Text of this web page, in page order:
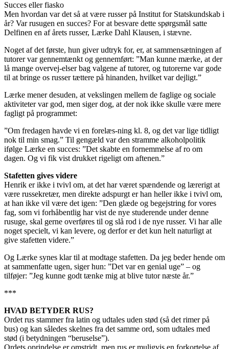
Succes eller fiasko
Men hvordan var det så at være russer på Institut for Statskundskab i
år? Var rusugen en succes? For at besvare dette spørgsmål satte
Delfinen en af årets russer, Lærke Dahl Klausen, i stævne.
Noget af det første, hun giver udtryk for, er, at sammensætningen af
tutorer var gennemtænkt og gennemført: ”Man kunne mærke, at der
lå mange overvej-elser bag valgene af tutorer, og tutorerne var gode
til at bringe os russer tættere på hinanden, hvilket var dejligt.”
Lærke mener desuden, at vekslingen mellem de faglige og sociale
aktiviteter var god, men siger dog, at der nok ikke skulle være mere
fagligt på programmet:
”Om fredagen havde vi en forelæs-ning kl. 8, og det var lige tidligt
nok til min smag.” Til gengæld var den stramme alkoholpolitik
ifølge Lærke en succes: ”Det skabte en fornemmelse af ro om
dagen. Og vi fik vist drukket rigeligt om aftenen.”
Stafetten gives videre
Henrik er ikke i tvivl om, at det har været spændende og lærerigt at
være russekretær, men direkte adspurgt er han heller ikke i tvivl om,
at han ikke vil være det igen: ”Den glæde og begejstring for vores
fag, som vi forhåbentlig har vist de nye studerende under denne
rusuge, skal gerne overføres til og slå rod i de nye russer. Vi har alle
noget specielt, vi kan levere, og derfor er det kun helt naturligt at
give stafetten videre.”
Og Lærke synes klar til at modtage stafetten. Da jeg beder hende om
at sammenfatte ugen, siger hun: ”Det var en genial uge” – og
tilføjer: ”Jeg kunne godt tænke mig at blive tutor næste år.”
***
HVAD BETYDER RUS?
Ordet rus stammer fra latin og udtales uden stød (så det rimer på
bus) og kan således skelnes fra det samme ord, som udtales med
stød (i betydningen “beruselse”).
Ordets oprindelse er omstridt, men rus er muligvis en forkortelse af